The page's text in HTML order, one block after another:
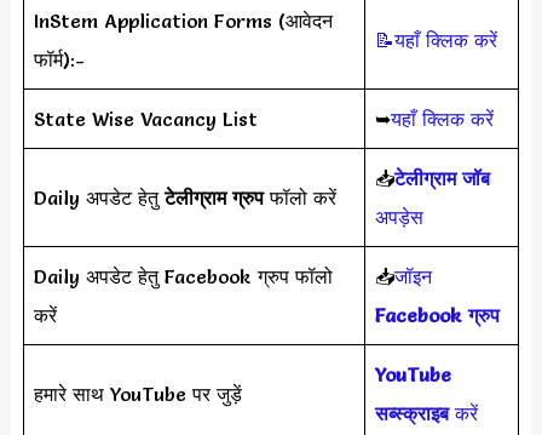
InStem Application Forms (आवेदन
फॉर्म):-
📝यहाँ क्लिक करें
State Wise Vacancy List ➥यहाँ क्लिक करें
Daily अपडेट हेतुटेलीग्राम ग्रुपफॉलो करें
📥टेलीग्राम जॉब
अपड़ेस
Daily अपडेट हेतु Facebook ग्रुप फॉलो
करें
📥जॉइन
Facebook ग्रुप
हमारे साथ YouTube पर जुड़ें
YouTube
सब्स्क्राइबकरें